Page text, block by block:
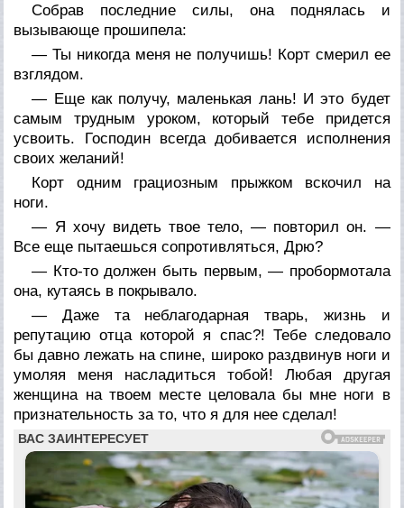
Собрав последние силы, она поднялась и
вызывающе прошипела:
— Ты никогда меня не получишь! Корт смерил ее
взглядом.
— Еще как получу, маленькая лань! И это будет
самым трудным уроком, который тебе придется
усвоить. Господин всегда добивается исполнения
своих желаний!
Корт одним грациозным прыжком вскочил на
ноги.
— Я хочу видеть твое тело, — повторил он. —
Все еще пытаешься сопротивляться, Дрю?
— Кто-то должен быть первым, — пробормотала
она, кутаясь в покрывало.
— Даже та неблагодарная тварь, жизнь и
репутацию отца которой я спас?! Тебе следовало
бы давно лежать на спине, широко раздвинув ноги и
умоляя меня насладиться тобой! Любая другая
женщина на твоем месте целовала бы мне ноги в
признательность за то, что я для нее сделал!